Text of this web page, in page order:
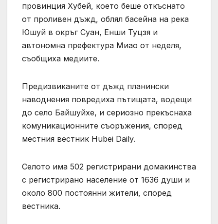
провинция Хубей, което беше откъснато
от проливен дъжд, облял басейна на река
Юшуй в окръг Суан, Енши Туцзя и
автономна префектура Миао от неделя,
съобщиха медиите.
Предизвиканите от дъжд планински
наводнения повредиха пътищата, водещи
до село Байшуйхе, и сериозно прекъснаха
комуникационните съоръжения, според
местния вестник Hubei Daily.
Селото има 502 регистрирани домакинства
с регистрирано население от 1636 души и
около 800 постоянни жители, според
вестника.